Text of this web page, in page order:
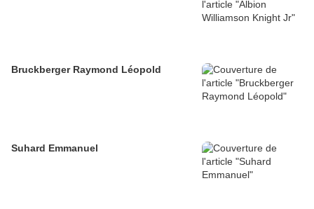
Bruckberger Raymond Léopold
Suhard Emmanuel